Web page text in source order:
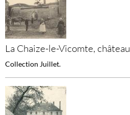
La Chaize-le-Vicomte,
Collection Juillet.